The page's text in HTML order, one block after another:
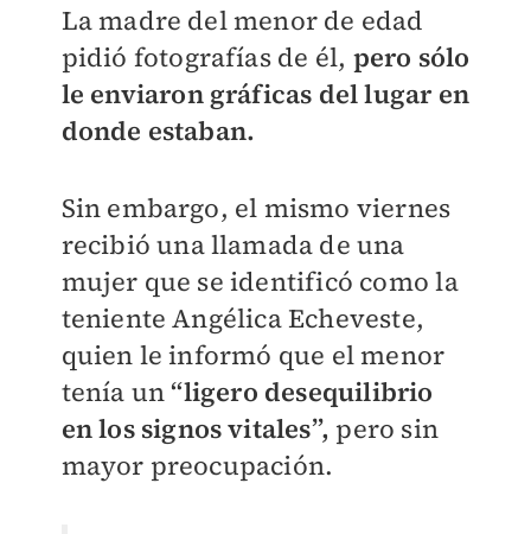
La madre del menor de edad
pidió fotografías de él, pero sólo
le enviaron gráficas del lugar en
donde estaban.
Sin embargo, el mismo viernes
recibió una llamada de una
mujer que se identificó como la
teniente Angélica Echeveste,
quien le informó que el menor
tenía un“ligero desequilibrio
en los signos vitales”, pero sin
mayor preocupación.